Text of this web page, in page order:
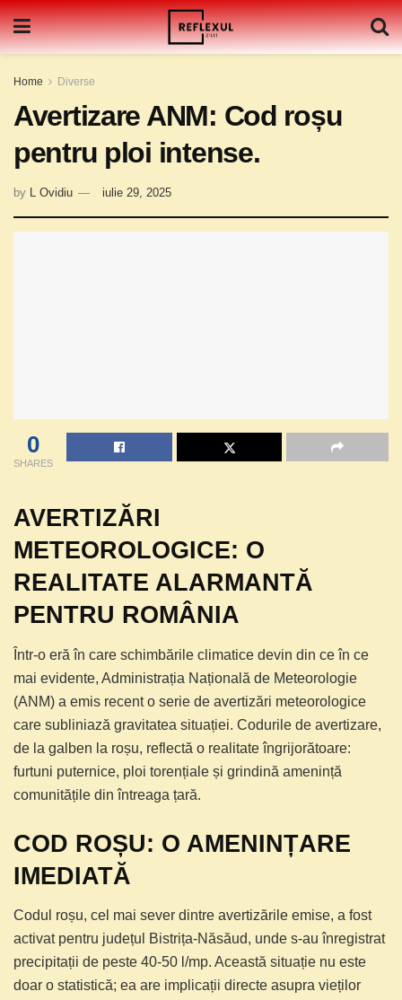
Home Diverse
Avertizare ANM: Cod roșu
pentru ploi intense.
by L Ovidiu iulie 29, 2025
0
SHARES
AVERTIZĂRI
METEOROLOGICE: O
REALITATE ALARMANTĂ
PENTRU ROMÂNIA
Într-o eră în care schimbările climatice devin din ce în ce
mai evidente, Administrația Națională de Meteorologie
(ANM) a emis recent o serie de avertizări meteorologice
care subliniază gravitatea situației. Codurile de avertizare,
de la galben la roșu, reflectă o realitate îngrijorătoare:
furtuni puternice, ploi torențiale și grindină amenință
comunitățile din întreaga țară.
COD ROȘU: O AMENINȚARE
IMEDIATĂ
Codul roșu, cel mai sever dintre avertizările emise, a fost
activat pentru județul Bistrița-Năsăud, unde s-au înregistrat
precipitații de peste 40-50 l/mp. Această situație nu este
doar o statistică; ea are implicații directe asupra vieților